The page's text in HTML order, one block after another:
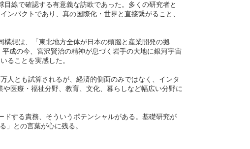
線で確認する有意義な訪欧であった。多くの研究者と
パクトであり、真の国際化・世界と直接繋がること、
想は、「東北地方全体が日本の頭脳と産業開発の拠
成の今、宮沢賢治の精神が息づく岩手の大地に銀河宇宙
ることを実感した。
人とも試算されるが、経済的側面のみではなく、インタ
医療・福祉分野、教育、文化、暮らしなど幅広い分野に
する責務、そういうポテンシャルがある。基礎研究が
」との言葉が心に残る。